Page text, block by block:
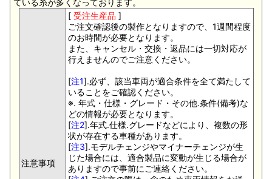
ている糸が多くなっております。
注意事項
[ 受注生産品 ]
ご注文確認後の製作となりますので、1週間程度
のお時間が必要となります。
また、キャンセル・交換・返品には一切対応が
行えませんのでご注意ください。
[注1].必ず、該当車両が適合条件を全て満たして
いることをご確認ください。
※. 年式・仕様・グレード・その他.条件(備考)な
どの情報が必要となります。
[注2].年式.仕様.グレードなどにより、複数の形
状が存在する車種があります。
[注3].モデルチェンジやマイナーチェンジが生
じた場合には、適合製品に変動が生じる場合が
ありますので事前にご連絡ください。